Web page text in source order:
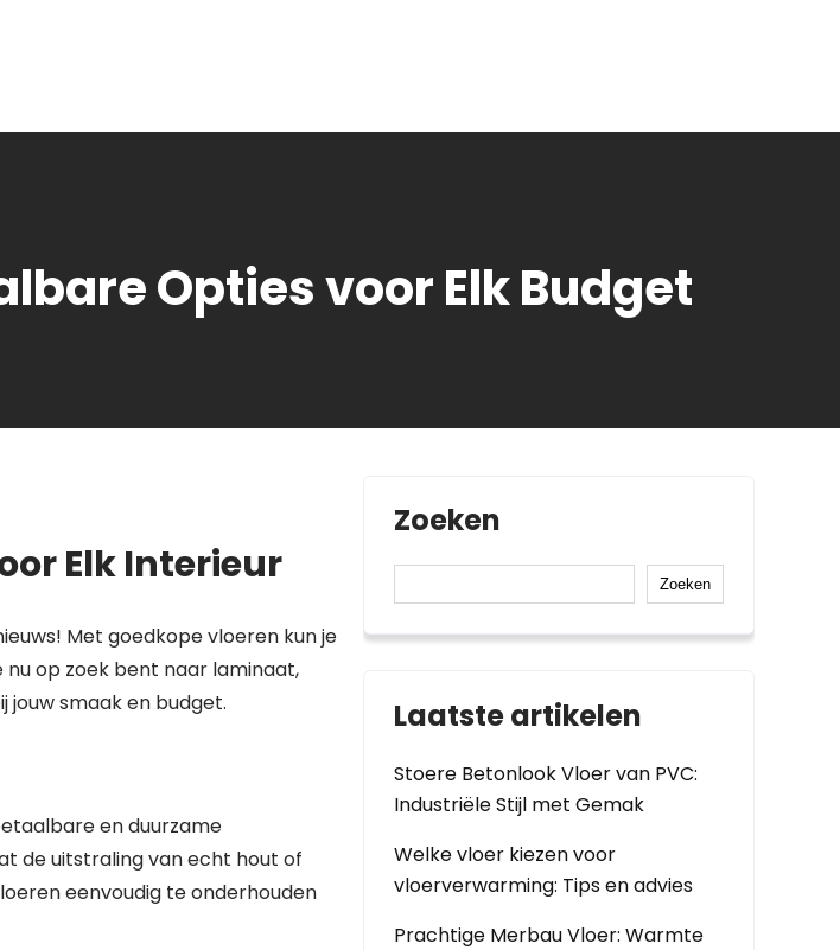
Opties voor Elk Budget
Elk Interieur
Met goedkope vloeren kun je
op zoek bent naar laminaat,
jouw smaak en budget.
en duurzame
de uitstraling van echt hout of
eenvoudig te onderhouden
Zoeken
Zoeken
Laatste artikelen
Stoere Betonlook Vloer van PVC:
Industriële Stijl met Gemak
Welke vloer kiezen voor
vloerverwarming: Tips en advies
Prachtige Merbau Vloer: Warmte